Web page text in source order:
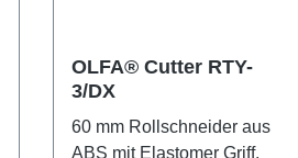
OLFA® Cutter RTY-
3/DX
60 mm Rollschneider aus
ABS mit Elastomer Griff.